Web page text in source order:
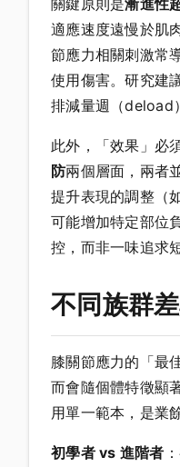
關鍵原則是漸進性
適應速度遠慢於肌
節應力相關刺激常
使用傷害。研究建
排減量週（deload
此外，「效果」必
防兩個層面，兩者
提升表現的調整（
可能增加特定部位
控，而非一味追求
不同族群
膝關節應力的「最
而會隨個體特徵顯
用單一範本，是業
初學者 vs 進階者